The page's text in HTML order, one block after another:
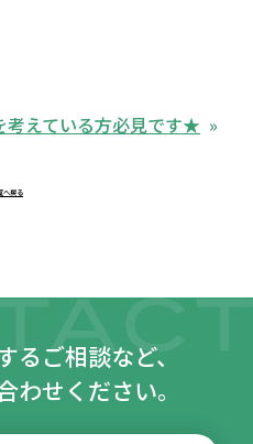
えている方必見です★
へ戻る
るご相談など、
わせください。